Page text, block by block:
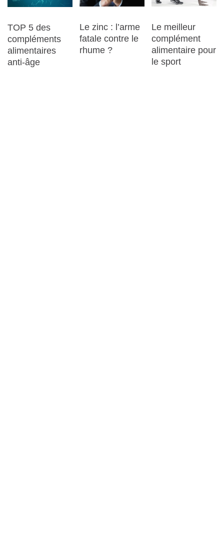
TOP 5 des
compléments
alimentaires
anti-âge
Le zinc : l’arme
fatale contre le
rhume ?
Le meilleur
complément
alimentaire pour
le sport